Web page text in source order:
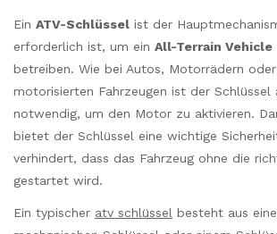
Ein ATV-Schlüssel ist der
erforderlich ist, um ein All-Terrain Vehicle
betreiben. Wie bei Autos, Motorrädern
motorisierten Fahrzeugen ist der Schlüssel
notwendig, um den Motor zu aktivieren.
bietet der Schlüssel eine wichtige
verhindert, dass das Fahrzeug ohne die
gestartet wird.
Ein typischer atv schlüssel besteht aus